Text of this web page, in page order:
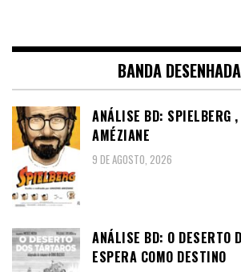
BANDA DESENHADA
ANÁLISE BD: SPIELBERG
AMÉZIANE
9 DE AGOSTO, 2026
ANÁLISE BD: O DESERTO
ESPERA COMO DESTINO